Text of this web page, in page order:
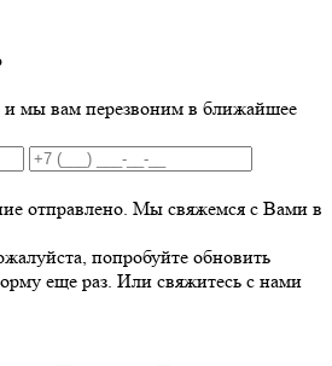
и мы вам перезвоним в ближайшее
отправлено. Мы свяжемся с Вами в
попробуйте обновить
еще раз. Или свяжитесь с нами